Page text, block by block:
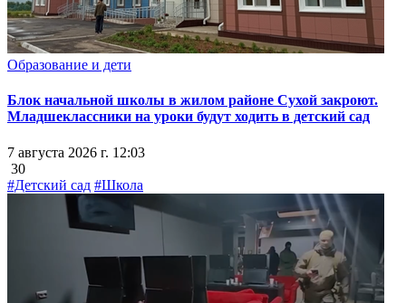
Образование и дети
Блок начальной школы в жилом районе Сухой закроют.
Младшеклассники на уроки будут ходить в детский сад
7 августа 2026 г. 12:03
30
#Детский сад #Школа